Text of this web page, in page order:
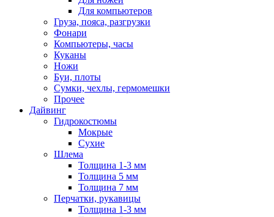
Для компьютеров
Груза, пояса, разгрузки
Фонари
Компьютеры, часы
Куканы
Ножи
Буи, плоты
Сумки, чехлы, гермомешки
Прочее
Дайвинг
Гидрокостюмы
Мокрые
Сухие
Шлема
Толщина 1-3 мм
Толщина 5 мм
Толщина 7 мм
Перчатки, рукавицы
Толщина 1-3 мм